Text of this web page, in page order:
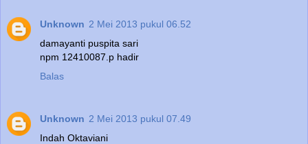
Unknown 2 Mei 2013 pukul 06.52
damayanti puspita sari
npm 12410087.p hadir
Balas
Unknown 2 Mei 2013 pukul 07.49
Indah Oktaviani